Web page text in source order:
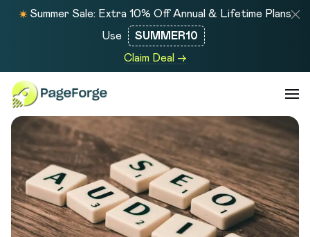
Summer Sale: Extra 10% Off Annual & Lifetime Plans
Use
SUMMER10
Claim Deal →